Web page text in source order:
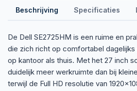
Beschrijving Specificaties
De Dell SE2725HM is een ruime en
die zich richt op comfortabel dagelijks
op kantoor als thuis. Met het 27 inch
duidelijk meer werkruimte dan bij
terwijl de Full HD resolutie van